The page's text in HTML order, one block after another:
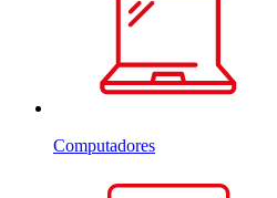
Computadores